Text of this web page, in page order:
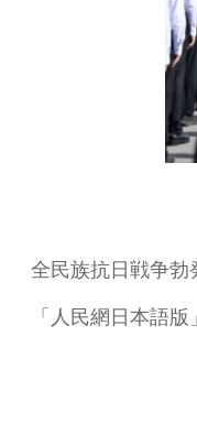
全民族抗日戦争
「人民網日本語